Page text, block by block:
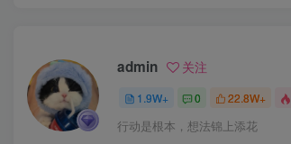
admin 关注
1.9W+ 0 22.8W+
行动是根本，想法锦上添花